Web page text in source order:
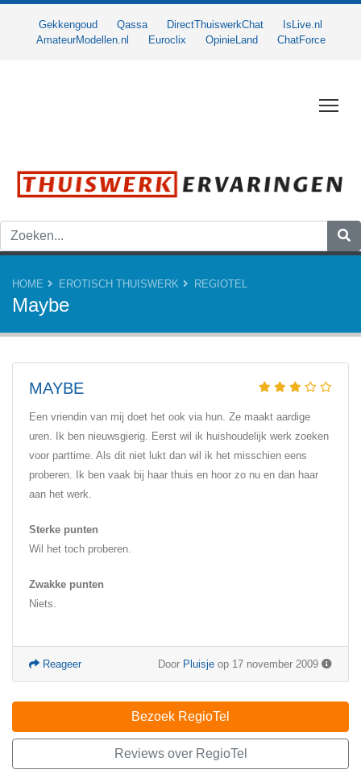
Gekkengoud Qassa DirectThuiswerkChat
IsLive.nl
AmateurModellen.nl
Euroclix OpinieLand ChatForce
HOME EROTISCH THUISWERK REGIOTEL
Maybe
MAYBE
Een vriendin van mij doet het ook via hun. Ze maakt aardige
uren. Ik ben nieuwsgierig. Eerst wil ik huishoudelijk werk zoeken
voor parttime. Als dit niet lukt dan wil ik het misschien eens
proberen. Ik ben vaak bij haar thuis en hoor zo nu en dan haar
aan het werk.
Sterke punten
Wil het toch proberen.
Zwakke punten
Niets.
Door Pluisje op 17 november 2009
Reageer
Bezoek RegioTel
Reviews over RegioTel